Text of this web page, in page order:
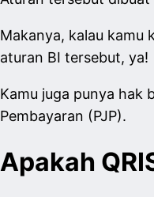
Makanya, kalau kamu
aturan BI tersebut, ya!
Kamu juga punya hak
Pembayaran (PJP).
Apakah